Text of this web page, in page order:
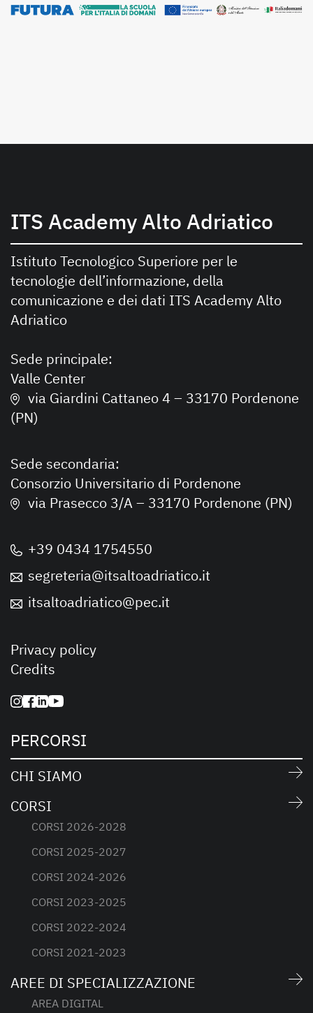
ITS Academy Alto Adriatico
Istituto Tecnologico Superiore per le
tecnologie dell’informazione, della
comunicazione e dei dati ITS Academy Alto
Adriatico
Sede principale:
Valle Center
via Giardini Cattaneo 4 – 33170 Pordenone
(PN)
Sede secondaria:
Consorzio Universitario di Pordenone
via Prasecco 3/A – 33170 Pordenone (PN)
+39 0434 1754550
segreteria@itsaltoadriatico.it
itsaltoadriatico@pec.it
Privacy policy
Credits
PERCORSI
CHI SIAMO
CORSI
CORSI 2026-2028
CORSI 2025-2027
CORSI 2024-2026
CORSI 2023-2025
CORSI 2022-2024
CORSI 2021-2023
AREE DI SPECIALIZZAZIONE
AREA DIGITAL